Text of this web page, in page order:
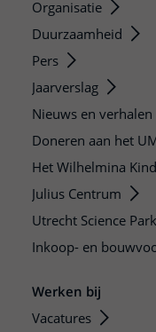
Organisatie
Duurzaamheid
Pers
Jaarverslag
Nieuws en verhalen
Doneren aan het
Het Wilhelmina
Julius Centrum
Utrecht Science Park
Inkoop- en
Werken bij
Vacatures